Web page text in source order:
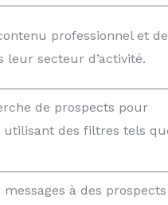
professionnel et de
leur secteur d’activité.
de prospects pour
des filtres tels
à des prospects